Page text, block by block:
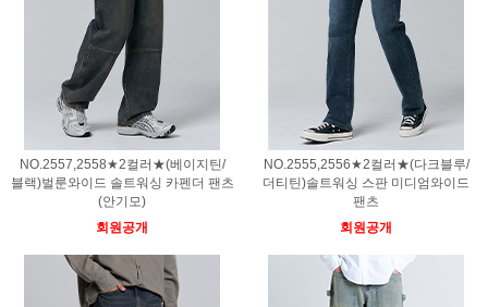
NO.2557,2558★2컬러★(베이지틴/
블랙)벌룬와이드 솔트워싱 카펜더 팬츠
(안기모)
회원공개
NO.2555,2556★2컬러★(다크블루/
더티틴)솔트워싱 스판 미디엄와이드
팬츠
회원공개